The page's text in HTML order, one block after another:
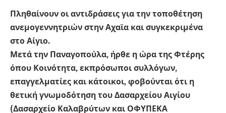
Πληθαίνουν οι αντιδράσεις για την τοποθέτηση
ανεμογεννητριών στην Αχαϊα και συγκεκριμένα
στο Αίγιο.
Μετά την Παναγοπούλα, ήρθε η ώρα της Φτέρης
όπου Κοινότητα, εκπρόσωποι συλλόγων,
επαγγελματίες και κάτοικοι, φοβούνται ότι η
θετική γνωμοδότηση του Δασαρχείου Αιγίου
(Δασαρχείο Καλαβρύτων και ΟΦΥΠΕΚΑ